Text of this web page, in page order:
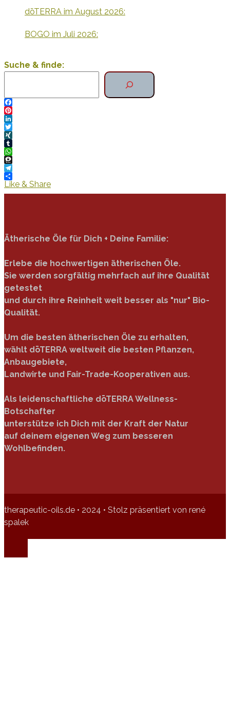
dōTERRA im August 2026:
BOGO im Juli 2026:
Suche & finde:
Facebook
Pinterest
LinkedIn
Twitter
XING
Tumblr
WhatsApp
Threema
Telegram
Like & Share
Ätherische Öle für Dich + Deine Familie:
Erlebe die hochwertigen ätherischen Öle.
Sie werden sorgfältig mehrfach auf ihre Qualität
getestet
und durch ihre Reinheit weit besser als "nur" Bio-
Qualität.
Um die besten ätherischen Öle zu erhalten,
wählt dōTERRA weltweit die besten Pflanzen,
Anbaugebiete,
Landwirte und Fair-Trade-Kooperativen aus.
Als leidenschaftliche dōTERRA Wellness-
Botschafter
unterstütze ich Dich mit der Kraft der Natur
auf deinem eigenen Weg zum besseren
Wohlbefinden.
therapeutic-oils.de • 2024 • Stolz präsentiert von rené
spalek